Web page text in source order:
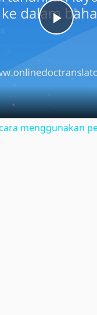
Play
menggunakan